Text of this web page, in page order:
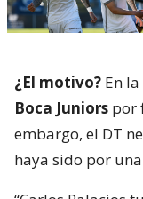
¿El motivo? En
Boca Juniors por
embargo, el DT
haya sido por